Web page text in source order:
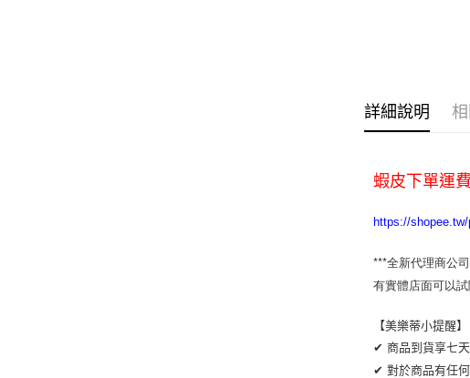
詳細說明
蝦皮下單運
https://
***全新代理商公
有實體店面可以
【美樂蒂小提醒】
✔ 商品到貨享七
✔ 對於商品有任